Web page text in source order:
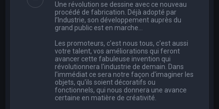
Une révolution se dessine avec ce nouveau
procédé de fabrication. Déjà adopté par
l’Industrie, son développement auprès du
grand public est en marche…
Les promoteurs, c'est nous tous, c'est aussi
votre talent, vos améliorations qui feront
avancer cette fabuleuse invention qui
révolutionnera l'industrie de demain. Dans
l'immédiat ce sera notre façon d'imaginer les
objets, qu'ils soient décoratifs ou
fonctionnels, qui nous donnera une avance
certaine en matière de créativité.